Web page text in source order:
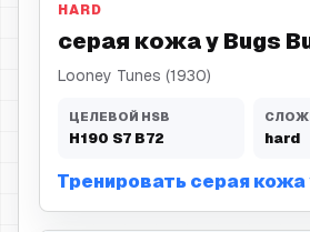
HARD
серая кожа у Bugs
Looney Tunes (1930)
ЦЕЛЕВОЙ HSB
H190 S7 B72 hard
Тренировать серая кожа